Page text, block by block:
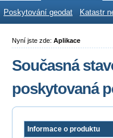
Poskytování geodat Katastr
Nyní jste zde: Aplikace
Současná
poskytovaná
Informace o produktu